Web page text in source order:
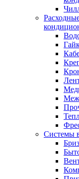
Системы